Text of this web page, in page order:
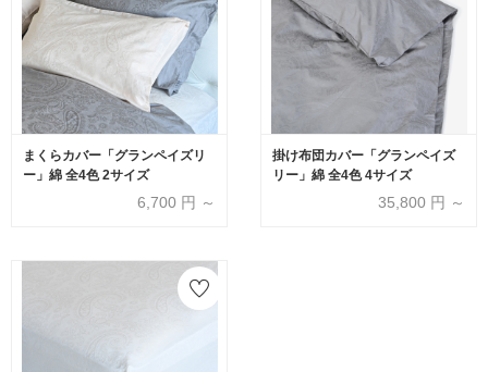
まくらカバー「グランペイズリ
ー」綿 全4色 2サイズ
6,700 円 ～
掛け布団カバー「グランペイズ
リー」綿 全4色 4サイズ
35,800 円 ～